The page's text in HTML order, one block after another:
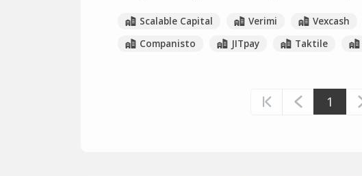
Scalable Capital Verimi Vexcash
Companisto
JITpay Taktile
1